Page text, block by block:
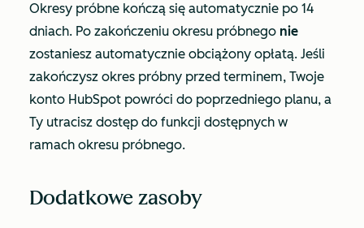
Okresy próbne kończą się automatycznie po 14
dniach. Po zakończeniu okresu próbnego nie
zostaniesz automatycznie obciążony opłatą. Jeśli
zakończysz okres próbny przed terminem, Twoje
konto HubSpot powróci do poprzedniego planu, a
Ty utracisz dostęp do funkcji dostępnych w
ramach okresu próbnego.
Dodatkowe zasoby